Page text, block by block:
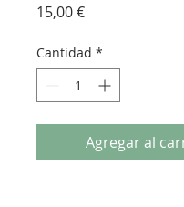
15,00 €Precio
Cantidad *
Agregar al